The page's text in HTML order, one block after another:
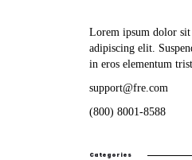
Lorem ipsum dolor sit
adipiscing elit.
in eros elementum
support@fre.com
(800) 8001-8588
Categories